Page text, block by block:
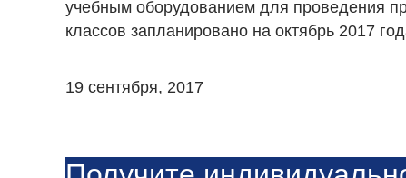
учебным оборудованием для проведения
классов запланировано на октябрь 2017
19 сентября, 2017